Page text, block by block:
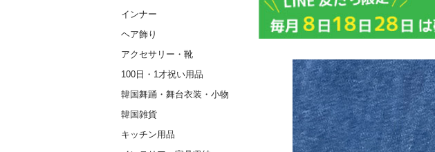
インナー
ヘア飾り
アクセサリー・靴
100日・1才祝い用品
韓国舞踊・舞台衣装・小物
韓国雑貨
キッチン用品